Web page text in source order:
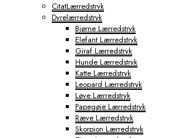
Japan Fototapeter
Kenya Fototapeter
Tyskland Fototapeter
Verdens Byfototapeter
Boston Fototapeter
Chicago Fototapeter
Los Angeles Fototapeter
Miami Fototapeter
New York City Fototapeter
Philadelphia Fototapeter
San Francisco Fototapeter
Shanghai Fototapeter
CitatLærredstryk
Dyrelærredstryk
Bjørne Lærredstryk
Elefant Lærredstryk
Giraf Lærredstryk
Hunde Lærredstryk
Katte Lærredstryk
Leopard Lærredstryk
Løve Lærredstryk
Papegøje Lærredstryk
Ræve Lærredstryk
Skorpion Lærredstryk